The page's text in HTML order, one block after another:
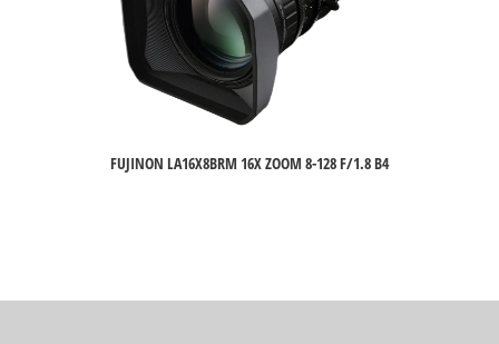
FUJINON LA16X8BRM 16X ZOOM 8-128 F/1.8 B4